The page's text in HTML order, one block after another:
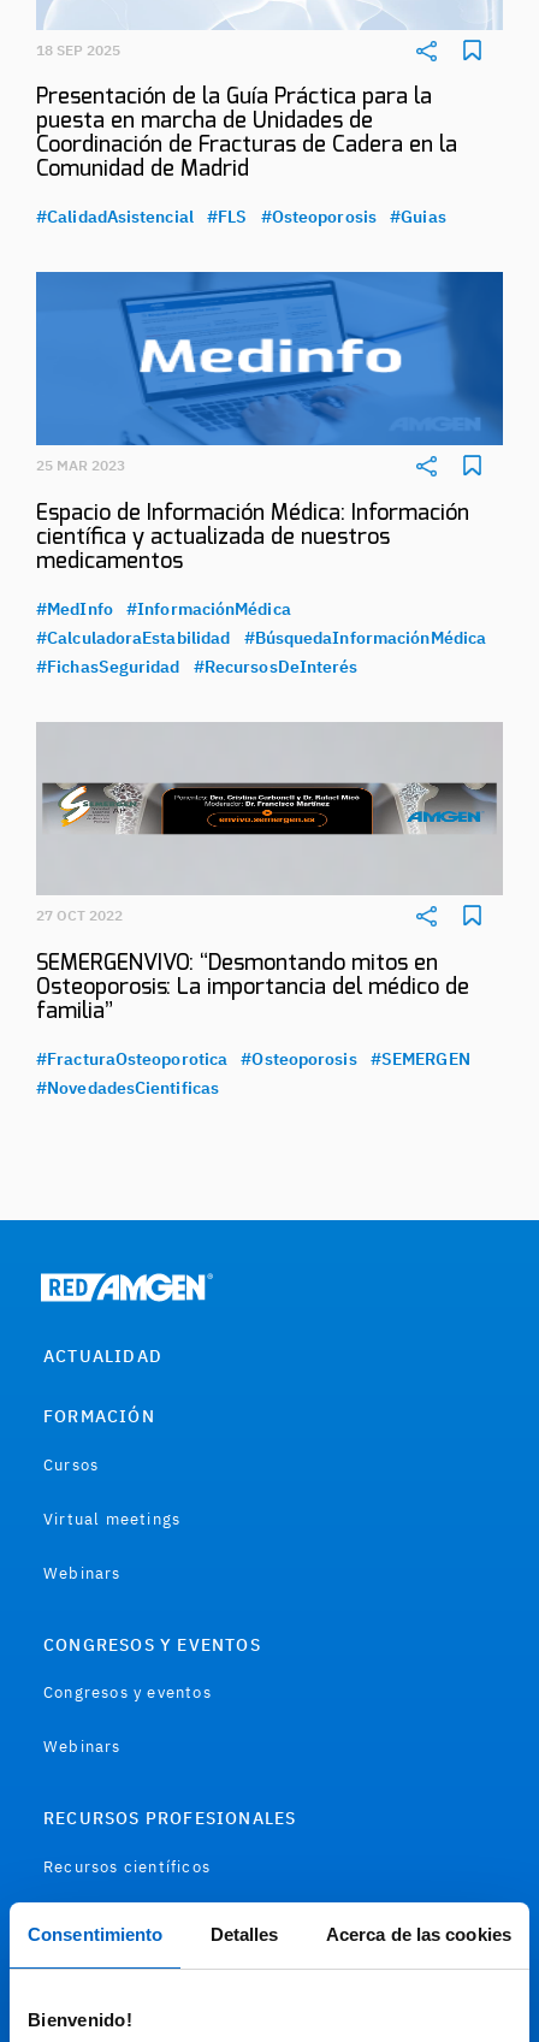
Consentimiento Detalles Acerca de las cookies
Bienvenido!
18 SEP 2025
Presentación de la Guía Práctica para la
puesta en marcha de Unidades de
Coordinación de Fracturas de Cadera en la
Comunidad de Madrid
#CalidadAsistencial #FLS #Osteoporosis #Guias
25 MAR 2023
Espacio de Información Médica: Información
científica y actualizada de nuestros
medicamentos
#MedInfo
#InformaciónMédica
#CalculadoraEstabilidad
#BúsquedaInformaciónMédica
#FichasSeguridad
#RecursosDeInterés
27 OCT 2022
SEMERGENVIVO: “Desmontando mitos en
Osteoporosis: La importancia del médico de
familia”
#FracturaOsteoporotica #Osteoporosis
#SEMERGEN
#NovedadesCientificas
ACTUALIDAD
FORMACIÓN
Cursos
Virtual meetings
Webinars
CONGRESOS Y EVENTOS
Congresos y eventos
Webinars
RECURSOS PROFESIONALES
Recursos científicos
Audiovisual
Espacio de Información Médica